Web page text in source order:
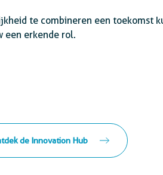
te combineren een toekomst
erkende rol.
de Innovation Hub